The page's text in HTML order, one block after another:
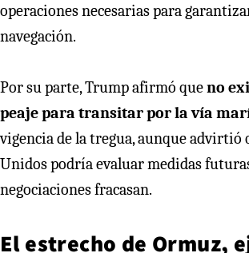
operaciones necesarias para
navegación.
Por su parte, Trump afirmó queno
peaje para transitar por la vía
vigencia de la tregua, aunque advirtió
Unidos podría evaluar medidas
negociaciones fracasan.
El estrecho de Ormuz,